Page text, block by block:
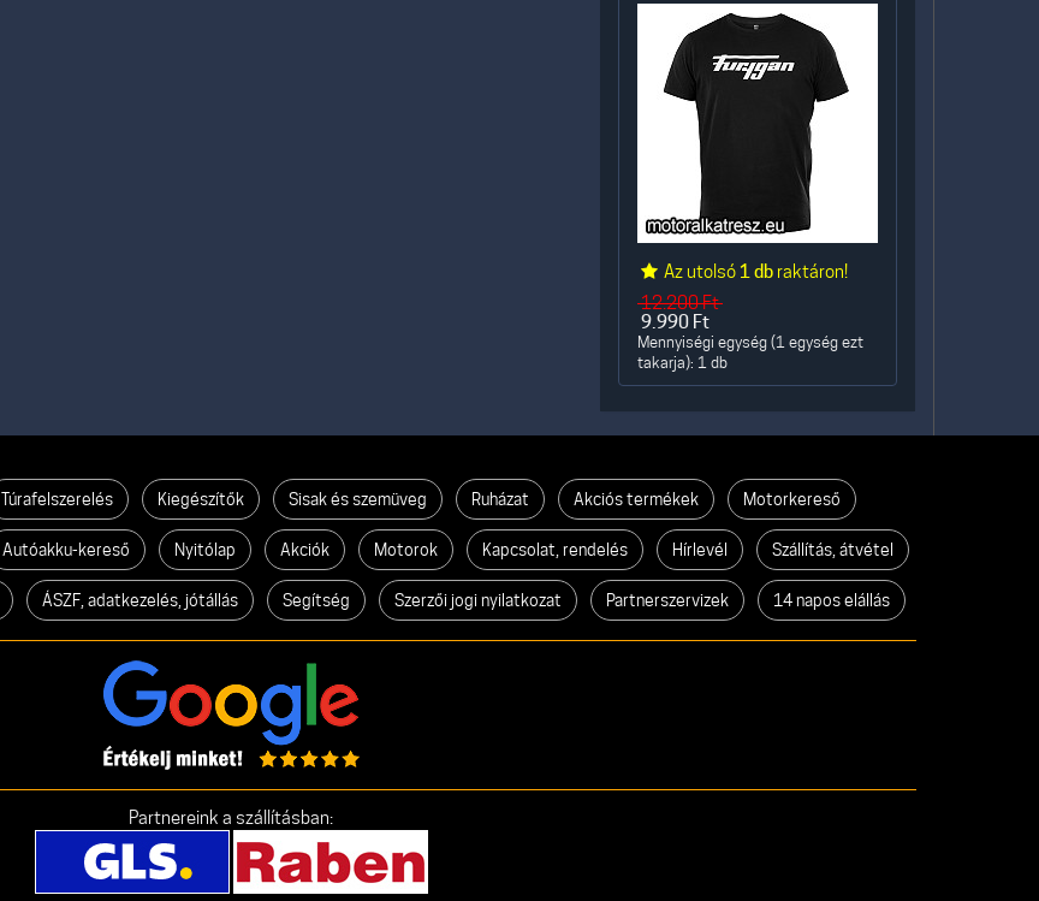
Az utolsó 1 db raktáron!
12.200Ft
9.990 Ft
Mennyiségi egység (1 egység ezt
takarja): 1 db
Túrafelszerelés Kiegészítők Sisak és szemüveg Ruházat Akciós termékek Motorkereső
Autóakku-kereső Nyitólap Akciók Motorok Kapcsolat, rendelés Hírlevél Szállítás, átvétel
ÁSZF, adatkezelés, jótállás Segítség Szerzői jogi nyilatkozat Partnerszervizek 14 napos elállás
Partnereink a szállításban: